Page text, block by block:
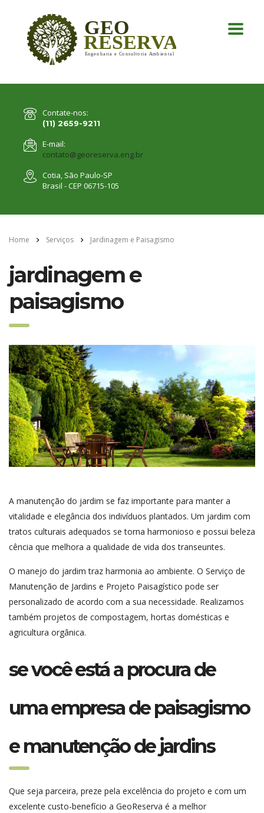
Contate-nos:
(11) 2659-9211
E-mail:
contato@georeserva.eng.br
Cotia, São Paulo-SP
Brasil - CEP 06715-105
Home Serviços Jardinagem e Paisagismo
jardinagem e
paisagismo
A manutenção do jardim se faz importante para manter a
vitalidade e elegância dos indivíduos plantados. Um jardim com
tratos culturais adequados se torna harmonioso e possui beleza
cência que melhora a qualidade de vida dos transeuntes.
O manejo do jardim traz harmonia ao ambiente. O Serviço de
Manutenção de Jardins e Projeto Paisagístico pode ser
personalizado de acordo com a sua necessidade. Realizamos
também projetos de compostagem, hortas domésticas e
agricultura orgânica.
se você está a procura de
uma empresa de paisagismo
e manutenção de jardins
Que seja parceira, preze pela excelência do projeto e com um
excelente custo-benefício a GeoReserva é a melhor